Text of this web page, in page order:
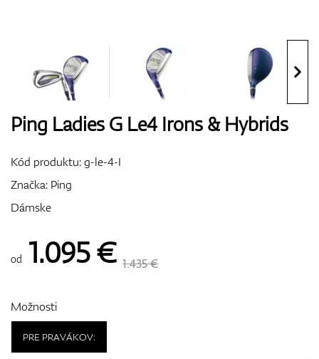
Bagy
Ping Ladies G Le4 Irons & Hybrids
Kód produktu:g-le-4-I
Značka: Ping
Dámske
od 1.095€ 1.435 €
Možnosti
PRE PRAVÁKOV: